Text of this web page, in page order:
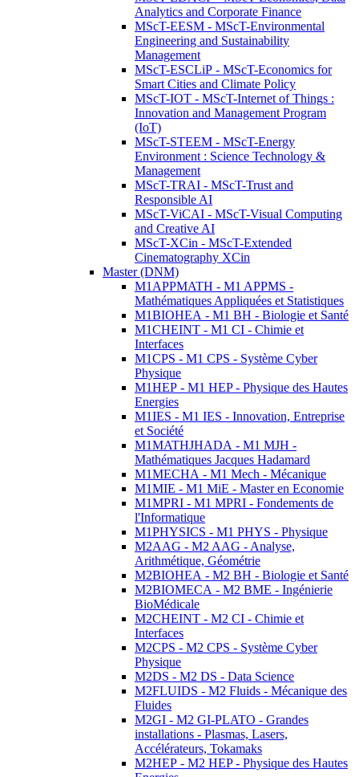
Analytics and Corporate Finance
MScT-EESM - MScT-Environmental
Engineering and Sustainability
Management
MScT-ESCLiP - MScT-Economics for
Smart Cities and Climate Policy
MScT-IOT - MScT-Internet of Things :
Innovation and Management Program
(IoT)
MScT-STEEM - MScT-Energy
Environment : Science Technology &
Management
MScT-TRAI - MScT-Trust and
Responsible AI
MScT-ViCAI - MScT-Visual Computing
and Creative AI
MScT-XCin - MScT-Extended
Cinematography XCin
Master (DNM)
M1APPMATH - M1 APPMS -
Mathématiques Appliquées et Statistiques
M1BIOHEA - M1 BH - Biologie et Santé
M1CHEINT - M1 CI - Chimie et
Interfaces
M1CPS - M1 CPS - Système Cyber
Physique
M1HEP - M1 HEP - Physique des Hautes
Energies
M1IES - M1 IES - Innovation, Entreprise
et Société
M1MATHJHADA - M1 MJH -
Mathématiques Jacques Hadamard
M1MECHA - M1 Mech - Mécanique
M1MIE - M1 MiE - Master en Economie
M1MPRI - M1 MPRI - Fondements de
l'Informatique
M1PHYSICS - M1 PHYS - Physique
M2AAG - M2 AAG - Analyse,
Arithmétique, Géométrie
M2BIOHEA - M2 BH - Biologie et Santé
M2BIOMECA - M2 BME - Ingénierie
BioMédicale
M2CHEINT - M2 CI - Chimie et
Interfaces
M2CPS - M2 CPS - Système Cyber
Physique
M2DS - M2 DS - Data Science
M2FLUIDS - M2 Fluids - Mécanique des
Fluides
M2GI - M2 GI-PLATO - Grandes
installations - Plasmas, Lasers,
Accélérateurs, Tokamaks
M2HEP - M2 HEP - Physique des Hautes